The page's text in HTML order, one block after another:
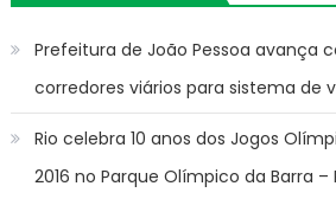
Prefeitura de João Pessoa avança
corredores viários para sistema de
Rio celebra 10 anos dos Jogos
2016 no Parque Olímpico da Barra